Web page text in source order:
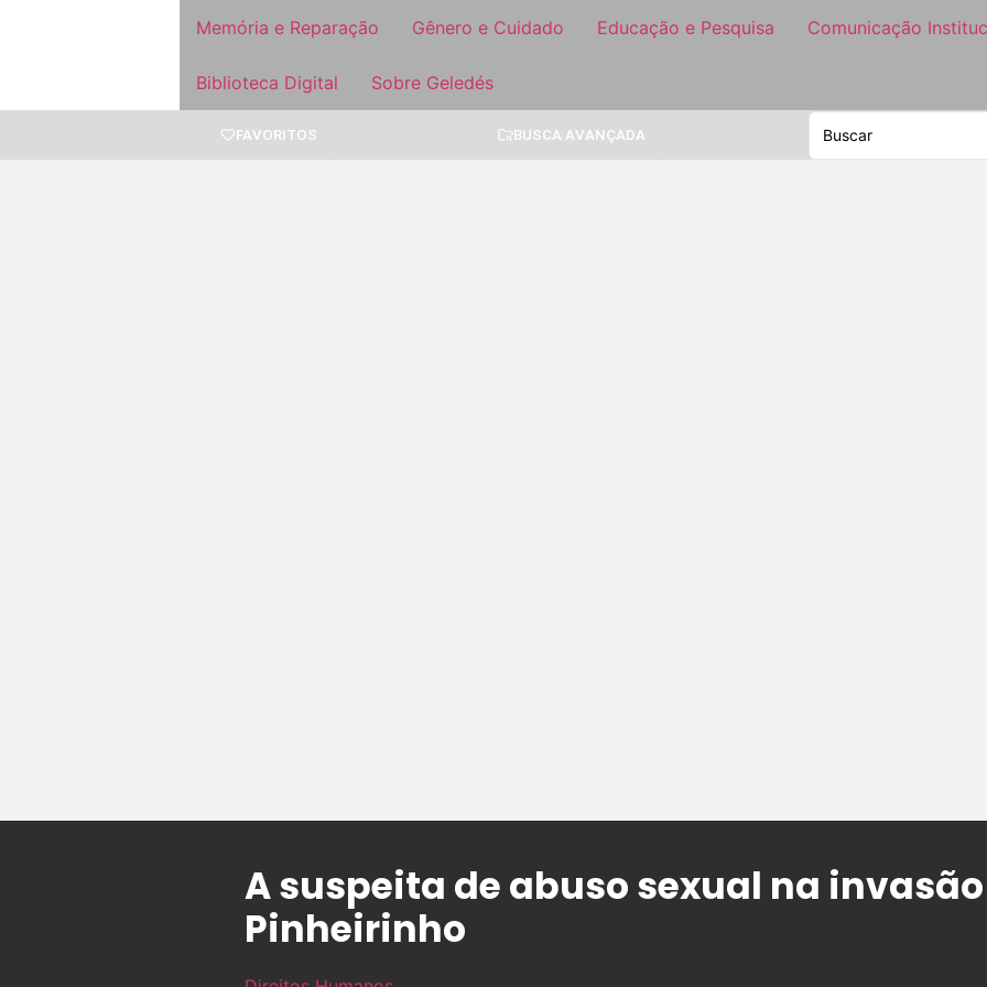
Memória e Reparação Gênero e Cuidado Educação e Pesquisa Comunicação
Biblioteca Digital Sobre Geledés
FAVORITOS BUSCA AVANÇADA
A suspeita de abuso sexual na
Pinheirinho